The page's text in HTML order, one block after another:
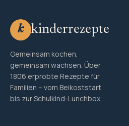
k kinderrezepte
Gemeinsam kochen,
gemeinsam wachsen. Über
1806 erprobte Rezepte für
Familien – vom Beikoststart
bis zur Schulkind-Lunchbox.